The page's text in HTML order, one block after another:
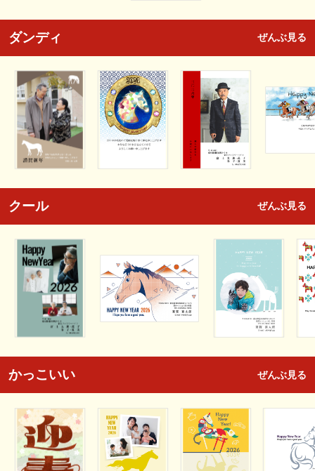
ダンディ ぜんぶ見る
クール ぜんぶ見る
かっこいい ぜんぶ見る